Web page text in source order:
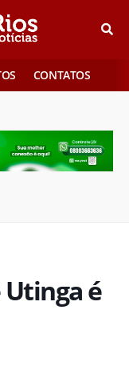
CONTATOS
é